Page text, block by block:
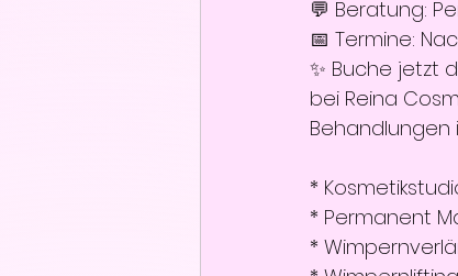
💬 Beratung:
📅 Termine:
✨ Buche jetzt
bei Reina
Behandlungen
*
* Permanent
*